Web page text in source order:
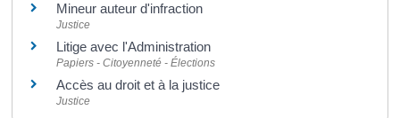
Mineur auteur d'infraction
Justice
Litige avec l'Administration
Papiers - Citoyenneté - Élections
Accès au droit et à la justice
Justice